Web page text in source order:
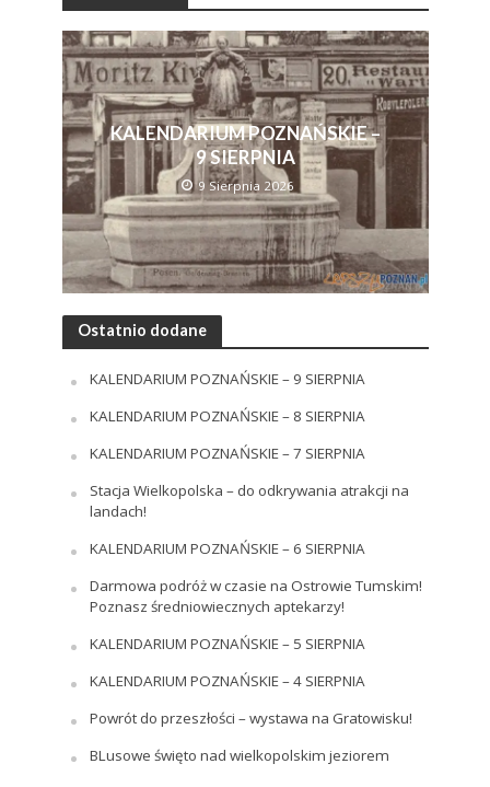
KALENDARIUM POZNAŃSKIE –
9 SIERPNIA
9 Sierpnia 2026
Ostatnio dodane
KALENDARIUM POZNAŃSKIE – 9 SIERPNIA
KALENDARIUM POZNAŃSKIE – 8 SIERPNIA
KALENDARIUM POZNAŃSKIE – 7 SIERPNIA
Stacja Wielkopolska – do odkrywania atrakcji na
landach!
KALENDARIUM POZNAŃSKIE – 6 SIERPNIA
Darmowa podróż w czasie na Ostrowie Tumskim!
Poznasz średniowiecznych aptekarzy!
KALENDARIUM POZNAŃSKIE – 5 SIERPNIA
KALENDARIUM POZNAŃSKIE – 4 SIERPNIA
Powrót do przeszłości – wystawa na Gratowisku!
BLusowe święto nad wielkopolskim jeziorem